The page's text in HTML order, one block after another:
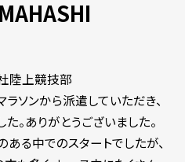
陸上競技部
ソンから派遣していただき、
。ありがとうございました。
る中でのスタートでしたが、